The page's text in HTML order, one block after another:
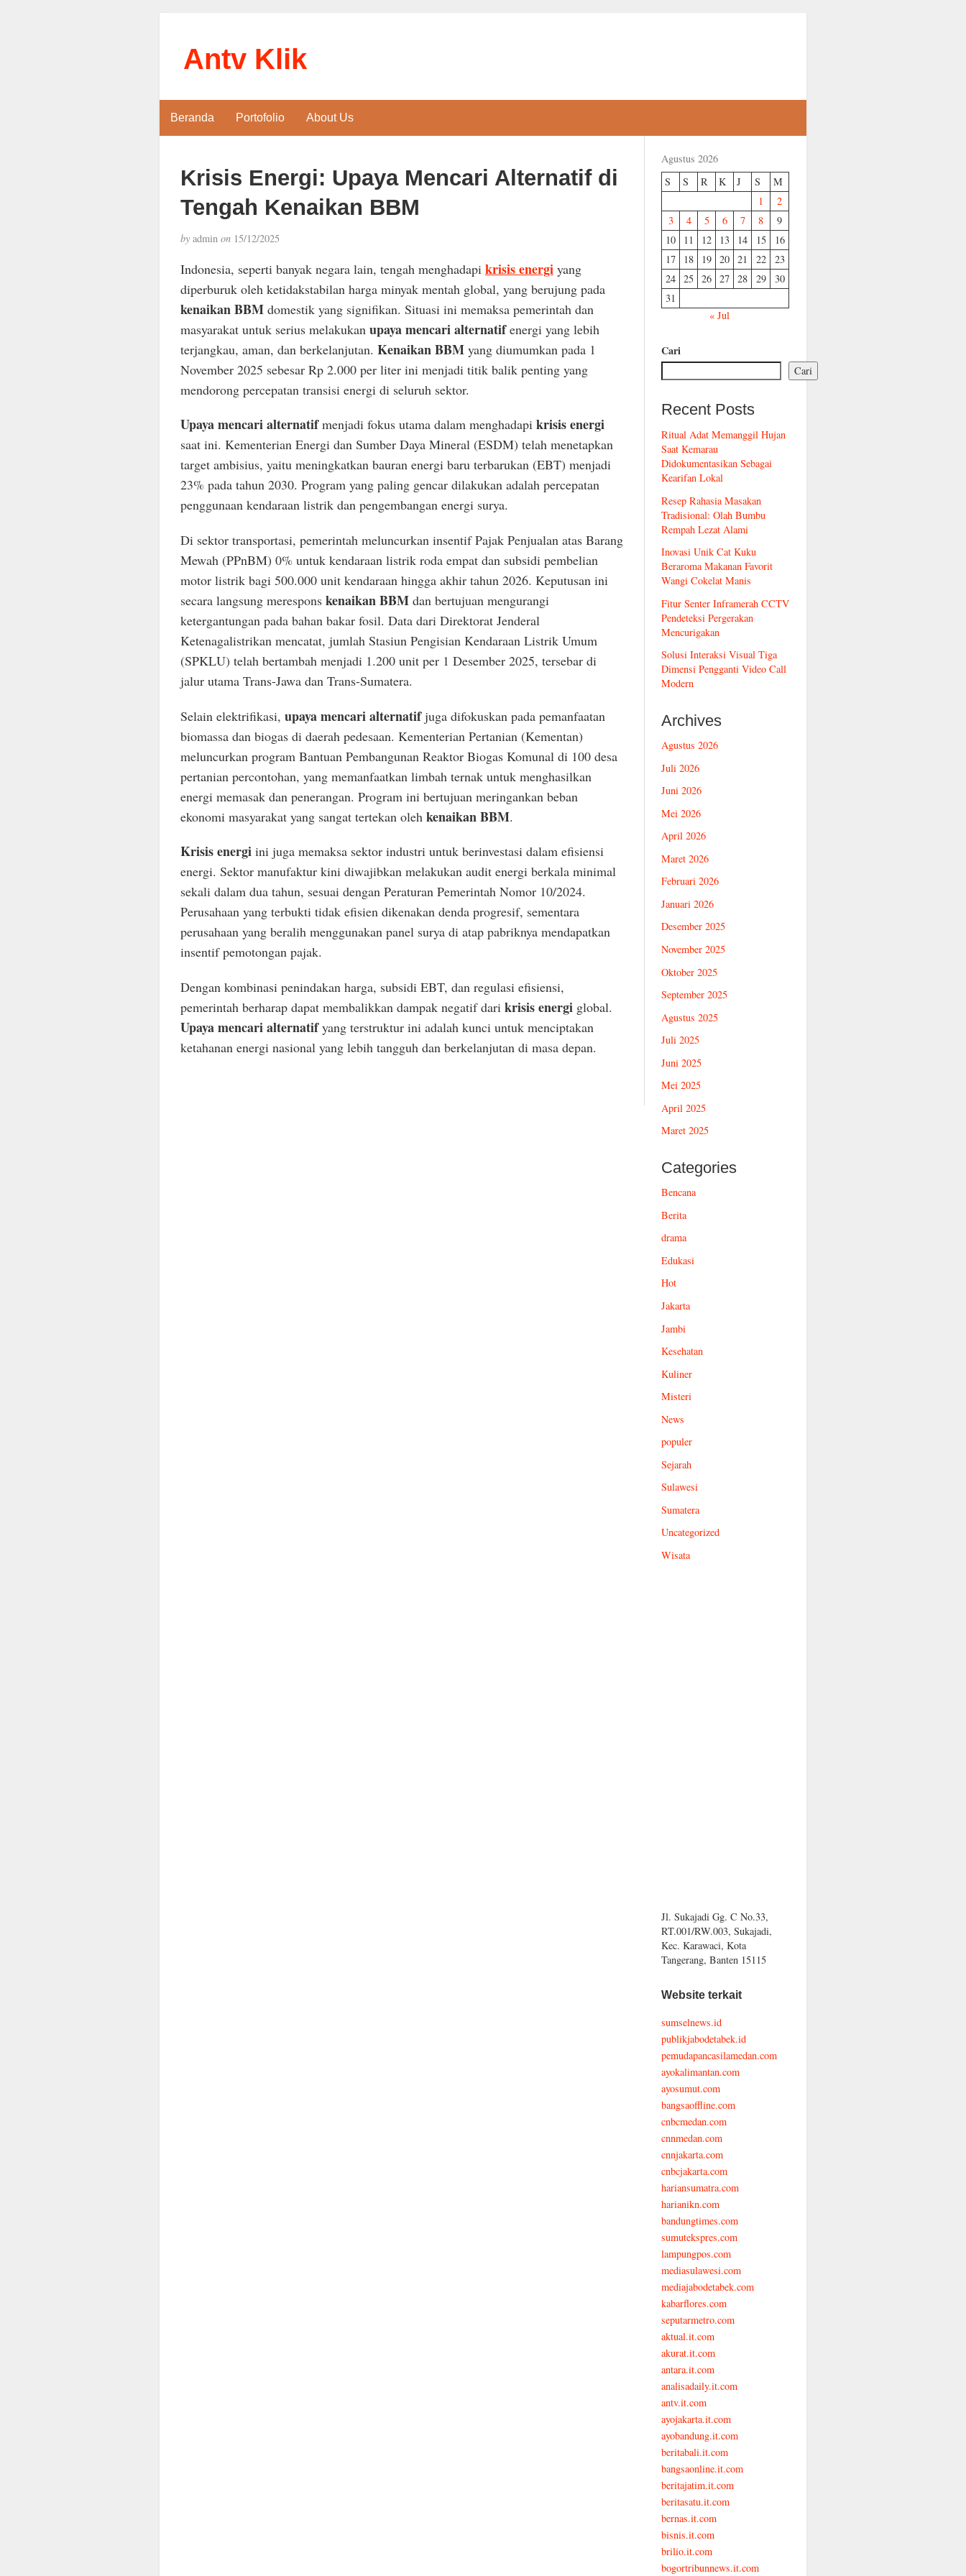
Antv Klik
Beranda Portofolio About Us
Krisis Energi: Upaya Mencari Alternatif di
Tengah Kenaikan BBM
byadmin on15/12/2025
Indonesia, seperti banyak negara lain, tengah menghadapi krisis energi yang
diperburuk oleh ketidakstabilan harga minyak mentah global, yang berujung pada
kenaikan BBMdomestik yang signifikan. Situasi ini memaksa pemerintah dan
masyarakat untuk serius melakukan upaya mencari alternatifenergi yang lebih
terjangkau, aman, dan berkelanjutan. Kenaikan BBMyang diumumkan pada 1
November 2025 sebesar Rp 2.000 per liter ini menjadi titik balik penting yang
mendorong percepatan transisi energi di seluruh sektor.
Upaya mencari alternatifmenjadi fokus utama dalam menghadapi krisis energi
saat ini. Kementerian Energi dan Sumber Daya Mineral (ESDM) telah menetapkan
target ambisius, yaitu meningkatkan bauran energi baru terbarukan (EBT) menjadi
23% pada tahun 2030. Program yang paling gencar dilakukan adalah percepatan
penggunaan kendaraan listrik dan pengembangan energi surya.
Di sektor transportasi, pemerintah meluncurkan insentif Pajak Penjualan atas Barang
Mewah (PPnBM) 0% untuk kendaraan listrik roda empat dan subsidi pembelian
motor listrik bagi 500.000 unit kendaraan hingga akhir tahun 2026. Keputusan ini
secara langsung merespons kenaikan BBMdan bertujuan mengurangi
ketergantungan pada bahan bakar fosil. Data dari Direktorat Jenderal
Ketenagalistrikan mencatat, jumlah Stasiun Pengisian Kendaraan Listrik Umum
(SPKLU) telah bertambah menjadi 1.200 unit per 1 Desember 2025, tersebar di
jalur utama Trans-Jawa dan Trans-Sumatera.
Selain elektrifikasi, upaya mencari alternatifjuga difokuskan pada pemanfaatan
biomassa dan biogas di daerah pedesaan. Kementerian Pertanian (Kementan)
meluncurkan program Bantuan Pembangunan Reaktor Biogas Komunal di 100 desa
pertanian percontohan, yang memanfaatkan limbah ternak untuk menghasilkan
energi memasak dan penerangan. Program ini bertujuan meringankan beban
ekonomi masyarakat yang sangat tertekan oleh kenaikan BBM.
Krisis energiini juga memaksa sektor industri untuk berinvestasi dalam efisiensi
energi. Sektor manufaktur kini diwajibkan melakukan audit energi berkala minimal
sekali dalam dua tahun, sesuai dengan Peraturan Pemerintah Nomor 10/2024.
Perusahaan yang terbukti tidak efisien dikenakan denda progresif, sementara
perusahaan yang beralih menggunakan panel surya di atap pabriknya mendapatkan
insentif pemotongan pajak.
Dengan kombinasi penindakan harga, subsidi EBT, dan regulasi efisiensi,
pemerintah berharap dapat membalikkan dampak negatif dari krisis energiglobal.
Upaya mencari alternatifyang terstruktur ini adalah kunci untuk menciptakan
ketahanan energi nasional yang lebih tangguh dan berkelanjutan di masa depan.
Agustus 2026
S
S R K J S
M
1
2
3
4 5 6 7 8
9
10
11 12 13 14 15
16
17
18 19 20 21 22
23
24 25 26 27 28 29
30
31
« Jul
Cari
Cari
Recent Posts
Ritual Adat Memanggil Hujan
Saat Kemarau
Didokumentasikan Sebagai
Kearifan Lokal
Resep Rahasia Masakan
Tradisional: Olah Bumbu
Rempah Lezat Alami
Inovasi Unik Cat Kuku
Beraroma Makanan Favorit
Wangi Cokelat Manis
Fitur Senter Inframerah CCTV
Pendeteksi Pergerakan
Mencurigakan
Solusi Interaksi Visual Tiga
Dimensi Pengganti Video Call
Modern
Archives
Agustus 2026
Juli 2026
Juni 2026
Mei 2026
April 2026
Maret 2026
Februari 2026
Januari 2026
Desember 2025
November 2025
Oktober 2025
September 2025
Agustus 2025
Juli 2025
Juni 2025
Mei 2025
April 2025
Maret 2025
Categories
Bencana
Berita
drama
Edukasi
Hot
Jakarta
Jambi
Kesehatan
Kuliner
Misteri
News
populer
Sejarah
Sulawesi
Sumatera
Uncategorized
Wisata
Jl. Sukajadi Gg. C No.33,
RT.001/RW.003, Sukajadi,
Kec. Karawaci, Kota
Tangerang, Banten 15115
Website terkait
sumselnews.id
publikjabodetabek.id
pemudapancasilamedan.com
ayokalimantan.com
ayosumut.com
bangsaoffline.com
cnbcmedan.com
cnnmedan.com
cnnjakarta.com
cnbcjakarta.com
hariansumatra.com
harianikn.com
bandungtimes.com
sumutekspres.com
lampungpos.com
mediasulawesi.com
mediajabodetabek.com
kabarflores.com
seputarmetro.com
aktual.it.com
akurat.it.com
antara.it.com
analisadaily.it.com
antv.it.com
ayojakarta.it.com
ayobandung.it.com
beritabali.it.com
bangsaonline.it.com
beritajatim.it.com
beritasatu.it.com
bernas.it.com
bisnis.it.com
brilio.it.com
bogortribunnews.it.com